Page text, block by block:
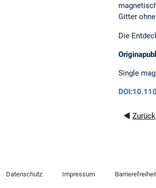
Gitter
Die
Single
◄ Zurück
Datenschutz Impressum